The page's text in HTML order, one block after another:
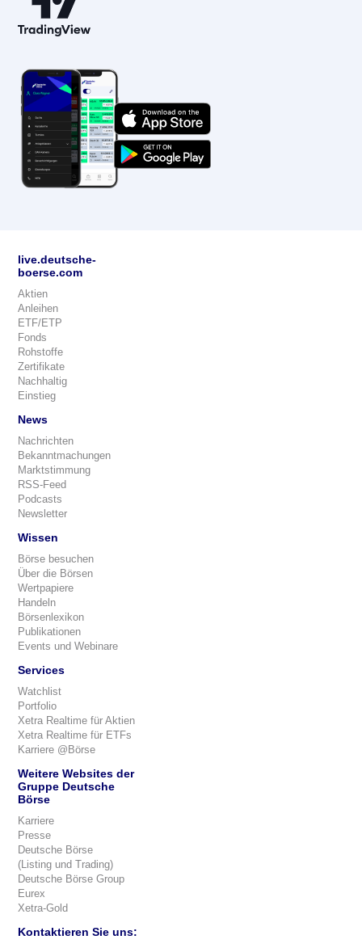
live.deutsche-
boerse.com
Aktien
Anleihen
ETF/ETP
Fonds
Rohstoffe
Zertifikate
Nachhaltig
Einstieg
News
Nachrichten
Bekanntmachungen
Marktstimmung
RSS-Feed
Podcasts
Newsletter
Wissen
Börse besuchen
Über die Börsen
Wertpapiere
Handeln
Börsenlexikon
Publikationen
Events und Webinare
Services
Watchlist
Portfolio
Xetra Realtime für Aktien
Xetra Realtime für ETFs
Karriere @Börse
Weitere Websites der
Gruppe Deutsche
Börse
Karriere
Presse
Deutsche Börse
(Listing und Trading)
Deutsche Börse Group
Eurex
Xetra-Gold
Kontaktieren Sie uns: